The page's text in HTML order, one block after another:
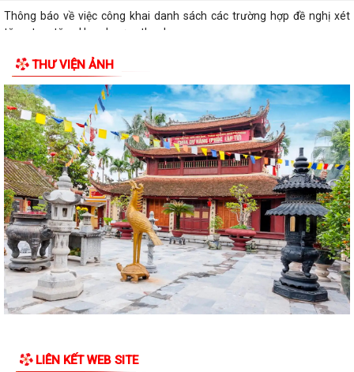
Thông báo về việc công khai danh sách các trường hợp đề nghị xét
tặng, truy tặng Huy chương thanh...
THƯ VIỆN ẢNH
LIÊN KẾT WEB SITE